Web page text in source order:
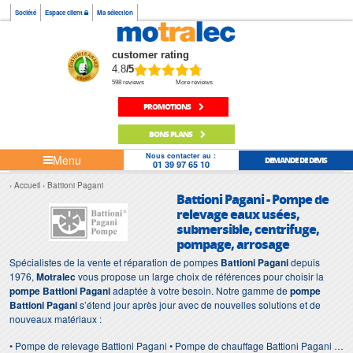
Société Espace client Ma sélection
customer rating
4.8/5
598 reviews More reviews
PROMOTIONS
BONS PLANS
Menu Nous contacter au :
01 39 97 65 10 DEMANDE DE DEVIS
Accueil Battioni Pagani
Battioni Pagani - Pompe de
relevage eaux usées,
submersible, centrifuge,
pompage, arrosage
Spécialistes de la vente et réparation de pompes Battioni Paganidepuis
1976, Motralecvous propose un large choix de références pour choisir la
pompe Battioni Paganiadaptée à votre besoin. Notre gamme depompe
Battioni Paganis’étend jour après jour avec de nouvelles solutions et de
nouveaux matériaux :
• Pompe de relevage Battioni Pagani • Pompe de chauffage Battioni Pagani •